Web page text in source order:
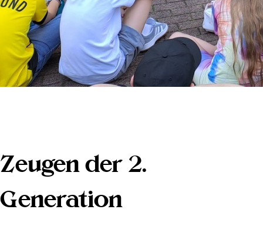
Zeugen der 2.
Generation